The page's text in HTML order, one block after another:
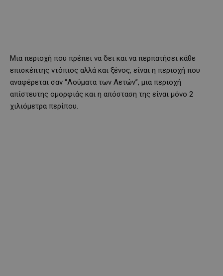
Μια περιοχή που πρέπει να δει και να περπατήσει κάθε
επισκέπτης ντόπιος αλλά και ξένος, είναι η περιοχή που
αναφέρεται σαν “Λούματα των Αετών”, μια περιοχή
απίστευτης ομορφιάς και η απόσταση της είναι μόνο 2
χιλιόμετρα περίπου.